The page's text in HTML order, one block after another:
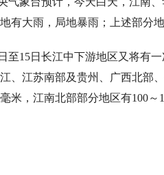
有大雨，局地暴雨；上述部分
至15日长江中下游地区又将有
、江苏南部及贵州、广西北部
米，江南北部部分地区有100～